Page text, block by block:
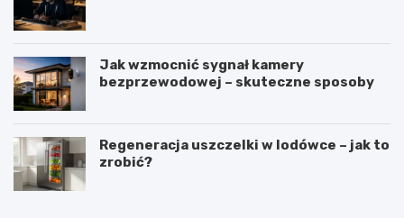
Jak wzmocnić sygnał kamery
bezprzewodowej – skuteczne sposoby
Regeneracja uszczelki w lodówce – jak to
zrobić?